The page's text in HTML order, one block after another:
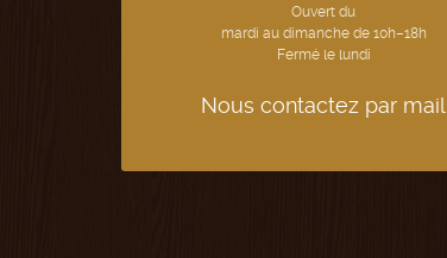
Ouvert du
mardi au dimanche de 10h–18h
Fermé le lundi
Nous contactez par mail